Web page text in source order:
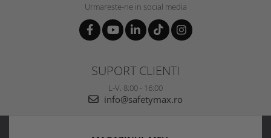
Urmareste-ne in social media
SUPORT CLIENTI
L-V, 8:00 - 16:00
info@safetymax.ro